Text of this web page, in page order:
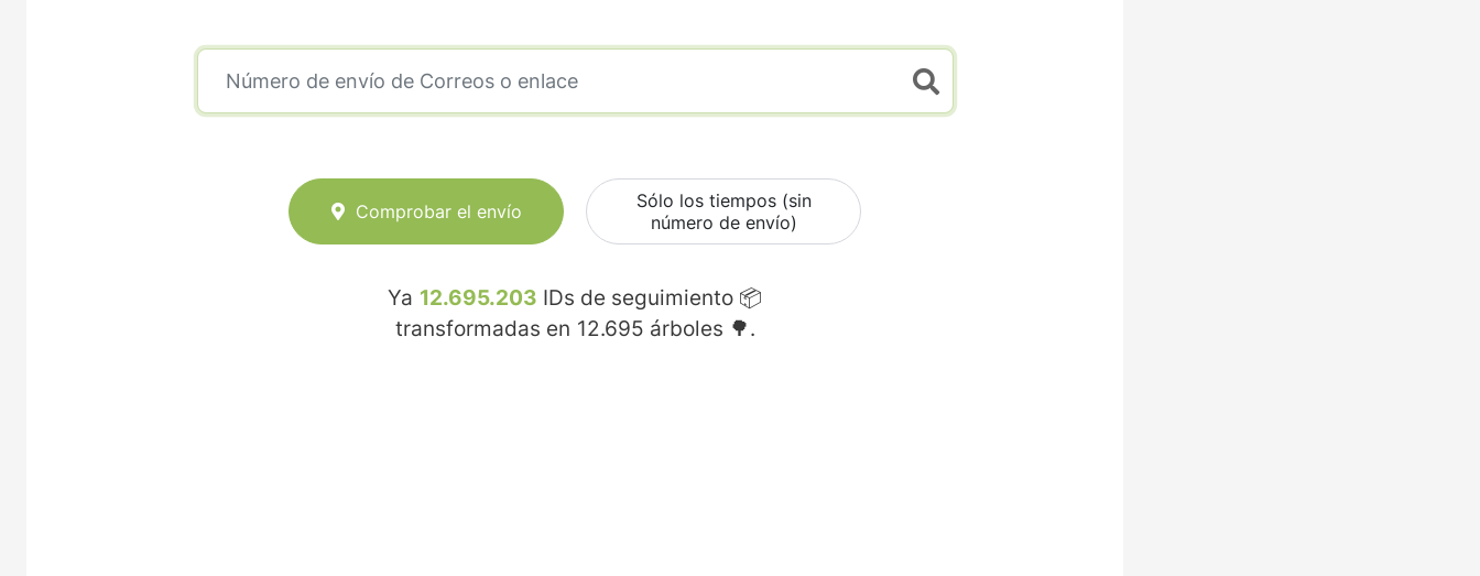
Comprobar el envío
Sólo los tiempos (sin
número de envío)
Ya 12.695.203 IDs de seguimiento 📦
transformadas en 12.695 árboles 🌳.